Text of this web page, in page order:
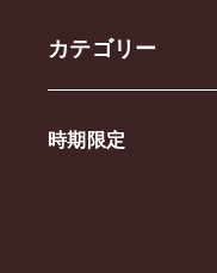
カテゴリー
時期限定